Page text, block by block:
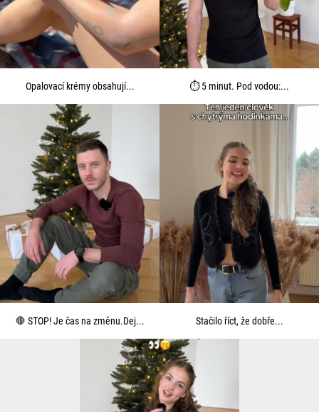
Opalovací krémy obsahují... ⏱️ 5 minut. Pod vodou:...
🛑 STOP! Je čas na změnu.Dej... Stačilo říct, že dobře...